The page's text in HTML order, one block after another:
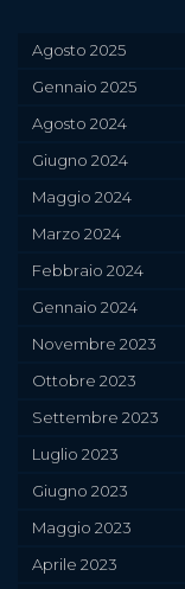
Agosto 2025
Gennaio 2025
Agosto 2024
Giugno 2024
Maggio 2024
Marzo 2024
Febbraio 2024
Gennaio 2024
Novembre 2023
Ottobre 2023
Settembre 2023
Luglio 2023
Giugno 2023
Maggio 2023
Aprile 2023